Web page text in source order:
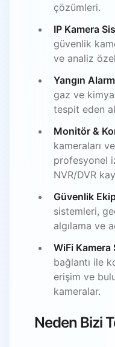
çözümleri.
IP Kamera
güvenlik
ve analiz
Yangın
gaz ve
tespit eden
Monitör &
kameraları
profesyonel
NVR/DVR
Güvenlik
sistemleri,
algılama ve
WiFi Kamera
bağlantı ile
erişim ve
kameralar.
Neden Bizi